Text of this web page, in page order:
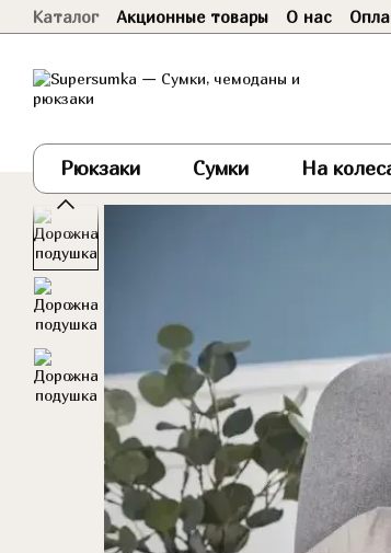
Перейти к основному контенту
Каталог Акционные товары О нас
Рюкзаки Сумки На